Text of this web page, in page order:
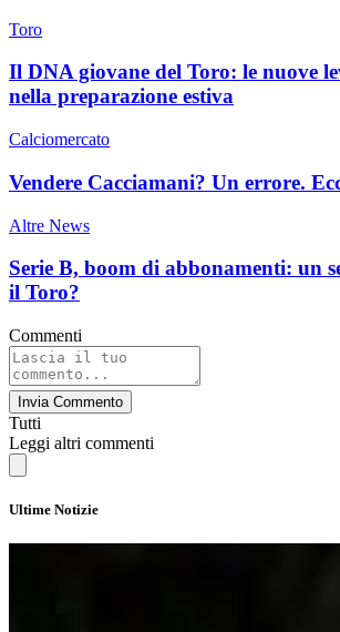
Toro
Il DNA giovane del Toro: le nuove
nella preparazione estiva
Calciomercato
Vendere Cacciamani? Un errore.
Altre News
Serie B, boom di abbonamenti: un
il Toro?
Commenti
Invia Commento
Tutti
Leggi altri commenti
Ultime Notizie